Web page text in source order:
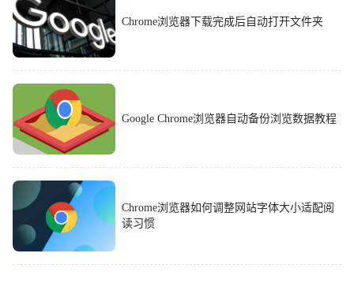
Chrome浏览器下载完成后自动打开文件夹
Google Chrome浏览器自动备份浏览数据教程
Chrome浏览器如何调整网站字体大小适配阅
读习惯